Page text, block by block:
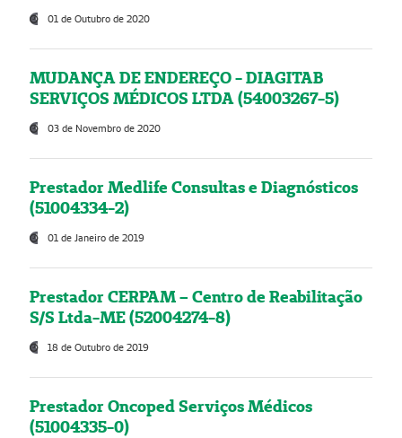
01 de Outubro de 2020
MUDANÇA DE ENDEREÇO - DIAGITAB
SERVIÇOS MÉDICOS LTDA (54003267-5)
03 de Novembro de 2020
Prestador Medlife Consultas e Diagnósticos
(51004334-2)
01 de Janeiro de 2019
Prestador CERPAM – Centro de Reabilitação
S/S Ltda-ME (52004274-8)
18 de Outubro de 2019
Prestador Oncoped Serviços Médicos
(51004335-0)